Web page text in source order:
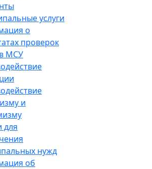
услуги
о
проверок
МСУ
и
для
нужд
об